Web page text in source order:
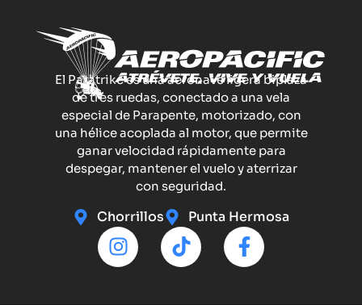
El Paratrike es una aeronave ligera biplaza
de tres ruedas, conectado a una vela
especial de Parapente, motorizado, con
una hélice acoplada al motor, que permite
ganar velocidad rápidamente para
despegar, mantener el vuelo y aterrizar
con seguridad.
Chorrillos Punta Hermosa